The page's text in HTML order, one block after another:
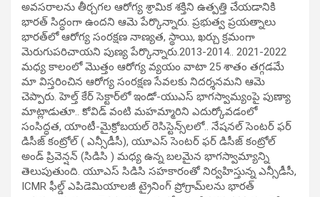
అవసరాలను తీర్చగల ఆరోగ్య శ్రామిక శక్తిని ఉత్పత్తి చేయడానికి
భారత్‌ సిద్ధంగా ఉందని ఆమె పేర్కొన్నారు. ప్రభుత్వ ప్రయత్నాలు
భారత్‌లో ఆరోగ్య సంరక్షణ నాణ్యత, స్థాయి, ఖర్చు క్రమంగా
మెరుగుపరిచాయని పుణ్య పేర్కొన్నారు.2013-2014.. 2021-2022
మధ్య కాలంలో మొత్తం ఆరోగ్య వ్యయం వాటా 25 శాతం తగ్గడమే
మా విస్తరించిన ఆరోగ్య సంరక్షణ సేవలకు నిదర్శనమని ఆమె
చెప్పారు. హెల్త్‌ కేర్‌ సెక్టార్‌లో ఇండో-యుఎస్ భాగస్వామ్యంపై పుణ్యా
మాట్లాడుతూ.. కోవిడ్‌ వంటి మహమ్మారిని ఎదుర్కోవడంలో
సంసిద్ధత, యాంటీ-మైక్రోబయల్ రెసిస్టెన్స్‌లలో.. నేషనల్ సెంటర్ ఫర్
డిసీజ్ కంట్రోల్ ( ఎన్సీడీసీ), యూఎస్ సెంటర్ ఫర్ డిసీజ్ కంట్రోల్
అండ్‌ ప్రివెన్షన్ (సిడిసి ) మధ్య ఉన్న బలమైన భాగస్వామ్యాన్ని
తెలుపుతుంది. యూఎస్ సిడిసి సహకారంతో నిర్వహిస్తున్న ఎన్సీడీసీ,
ICMR ఫీల్డ్ ఎపిడెమియాలజీ ట్రైనింగ్ ప్రోగ్రామ్‌లను భారత్‌